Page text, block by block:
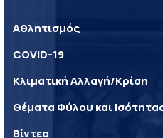
Αθλητισμός
COVID-19
Κλιματική Αλλαγή/Κρίση
Θέματα Φύλου και
Βίντεο